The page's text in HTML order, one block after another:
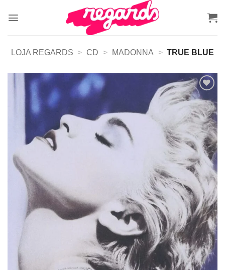
LOJA REGARDS > CD > MADONNA > TRUE BLUE
Adicionar
a lista de
desejos